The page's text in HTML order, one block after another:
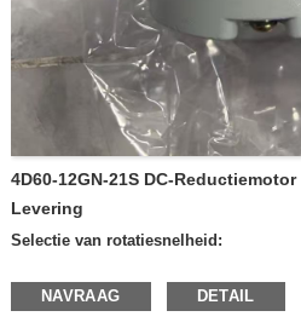
4D60-12GN-21S DC-
Levering
Selectie van rotatiesnelheid:
—600 tpm per minuut
—400 tpm per minuut
NAVRAAG DETAIL